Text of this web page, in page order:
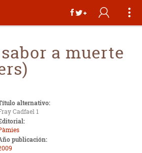
a muerte
alternativo:
Cadfael 1
publicación: